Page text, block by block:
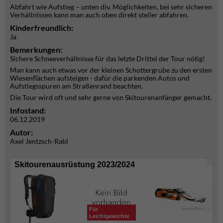
Abfahrt wie Aufstieg – unten div. Möglichkeiten, bei sehr sicheren
Verhältnissen kann man auch oben direkt steiler abfahren.
Kinderfreundlich:
Ja
Bemerkungen:
Sichere Schneeverhältnisse für das letzte Drittel der Tour nötig!
Man kann auch etwas vor der kleinen Schottergrube zu den ersten
Wiesenflächen aufsteigen - dafür die parkenden Autos und
Aufstiegsspuren am Straßenrand beachten.
Die Tour wird oft und sehr gerne von Skitourenanfänger gemacht.
Infostand:
06.12.2019
Autor:
Axel Jentzsch-Rabl
i
Skitourenausrüstung 2023/2024
Für
Leichtgewichte